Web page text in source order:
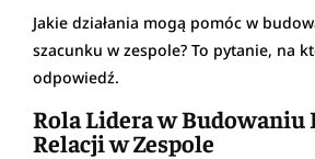
Jakie działania mogą pomóc w
szacunku w zespole? To pytanie, na
odpowiedź.
Rola Lidera w Budowaniu
Relacji w Zespole